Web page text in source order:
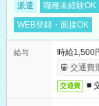
派遣 職種未経験OK
WEB登録・面接OK
給与
時給1,500
交通費
交通費 ■